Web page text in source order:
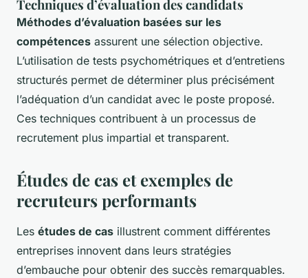
Techniques d’évaluation des candidats
Méthodes d’évaluation basées sur les
compétences assurent une sélection objective.
L’utilisation de tests psychométriques et d’entretiens
structurés permet de déterminer plus précisément
l’adéquation d’un candidat avec le poste proposé.
Ces techniques contribuent à un processus de
recrutement plus impartial et transparent.
Études de cas et exemples de
recruteurs performants
Les études de cas illustrent comment différentes
entreprises innovent dans leurs stratégies
d’embauche pour obtenir des succès remarquables.